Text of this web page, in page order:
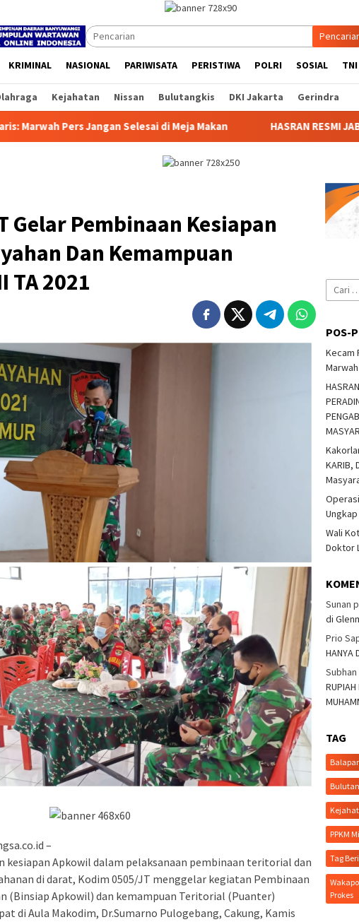
KRIMINAL NASIONAL PARIWISATA PERISTIWA POLRI SOSIAL TNI
Kejahatan Nissan Bulutangkis DKI Jakarta Gerindra
Selesai di Meja Makan HASRAN RESMI JABAT KETUA KOMISI V
Gelar Pembinaan Kesiapan
Dan Kemampuan
TA 2021
–
kesiapan Apkowil dalam pelaksanaan pembinaan teritorial dan
di darat, Kodim 0505/JT menggelar kegiatan Pembinaan
(Binsiap Apkowil) dan kemampuan Teritorial (Puanter)
di Aula Makodim, Dr.Sumarno Pulogebang, Cakung, Kamis
Cari
untuk:
POS-
Kecam
KARIB,
Wali
Doktor
Sunan
di
Prio
HANYA
Subhan
TAG
PPKM
Tag
Prokes